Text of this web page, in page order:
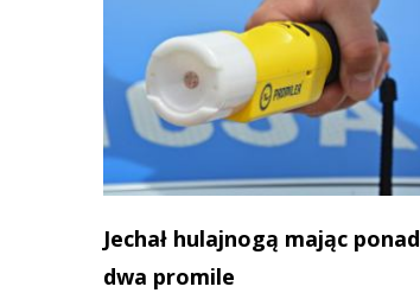
Jechał hulajnogą mając ponad
dwa promile